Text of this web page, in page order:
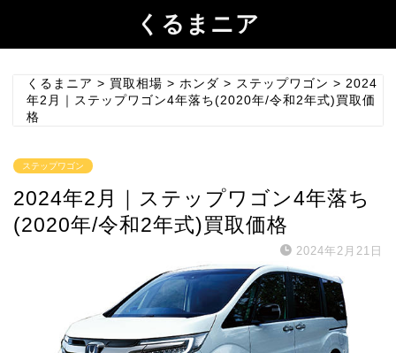
くるまニア
くるまニア > 買取相場 > ホンダ > ステップワゴン > 2024
年2月｜ステップワゴン4年落ち(2020年/令和2年式)買取価
格
ステップワゴン
2024年2月｜ステップワゴン4年落ち
(2020年/令和2年式)買取価格
2024年2月21日